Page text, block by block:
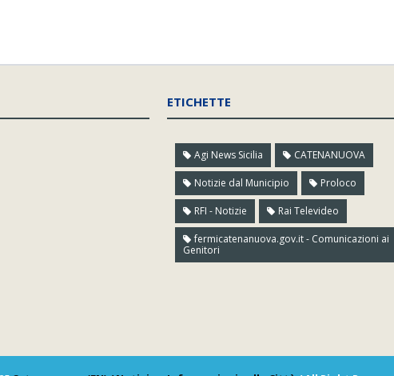
ETICHETTE
Agi News Sicilia CATENANUOVA
Notizie dal Municipio Proloco
RFI - Notizie Rai Televideo
fermicatenanuova.gov.it - Comunicazioni ai
Genitori